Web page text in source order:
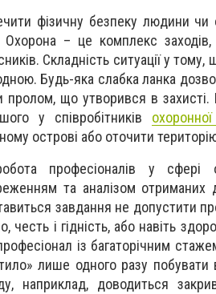
фізичну безпеку людини
Охорона – це комплекс
Складність ситуації у
Будь-яка слабка ланка
пролом, що утворився в
у співробітників
острові або оточити
професіоналів у
та аналізом
завдання не допустити
честь і гідність, або навіть
із багаторічним
лише одного разу
наприклад, доводиться